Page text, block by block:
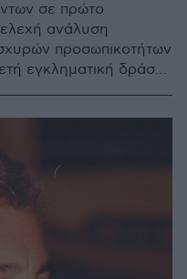
σε πρώτο
ανάλυση
προσωπικοτήτων
εγκληματική δράση